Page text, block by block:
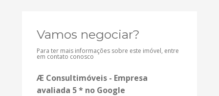
Vamos negociar?
Para ter mais informações sobre este imóvel, entre
em contato conosco
Æ Consultimóveis - Empresa
avaliada 5 * no Google